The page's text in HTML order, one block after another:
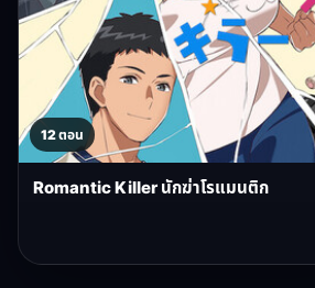
12 ตอน
Romantic Killer นักฆ่าโรแมนติก